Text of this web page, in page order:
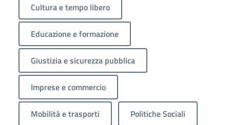
Cultura e tempo libero
Educazione e formazione
Giustizia e sicurezza pubblica
Imprese e commercio
Mobilità e trasporti Politiche Sociali